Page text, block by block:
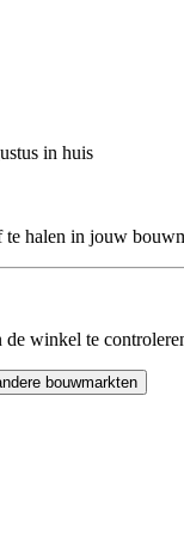
in huis
te halen in jouw
winkel te
bouwmarkten